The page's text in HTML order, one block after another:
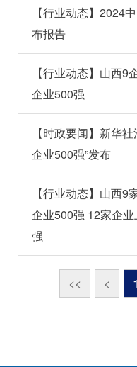
【行业动态】2024
布报告
【行业动态】山西
企业500强
【时政要闻】新华
企业500强”发布
【行业动态】山西
企业500强 12家企
强
<< < 1